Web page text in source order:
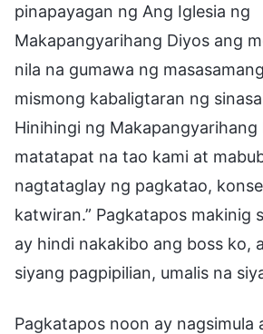
pinapayagan ng Ang Iglesia ng
Makapangyarihang Diyos ang
nila na gumawa ng
mismong kabaligtaran ng
Hinihingi ng Makapangyarihang
matatapat na tao kami at
nagtataglay ng pagkatao,
katwiran.” Pagkatapos makinig
ay hindi nakakibo ang boss ko,
siyang pagpipilian, umalis na
Pagkatapos noon ay nagsimula